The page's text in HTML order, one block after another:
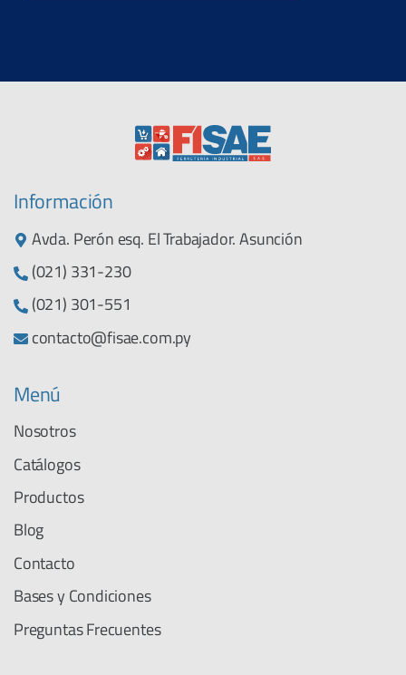
Información
Avda. Perón esq. El Trabajador. Asunción
(021) 331-230
(021) 301-551
contacto@fisae.com.py
Menú
Nosotros
Catálogos
Productos
Blog
Contacto
Bases y Condiciones
Preguntas Frecuentes